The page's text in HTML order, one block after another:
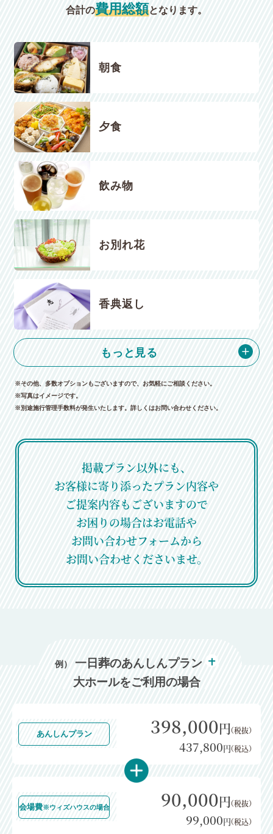
合計の費用総額となります。
朝食
夕食
飲み物
お別れ花
香典返し
もっと見る
※その他、多数オプションもございますので、お気軽にご相談ください。
※写真はイメージです。
※別途施行管理手数料が発生いたします。詳しくはお問い合わせください。
掲載プラン以外にも、
お客様に寄り添ったプラン内容や
ご提案内容もございますので
お困りの場合はお電話や
お問い合わせフォームから
お問い合わせくださいませ。
例）
一日葬のあんしんプラン
大ホールをご利用の場合
あんしんプラン 398,000円（税抜）
437,800円（税込）
会場費※ウィズハウスの場合 90,000円（税抜）
99,000円（税込）